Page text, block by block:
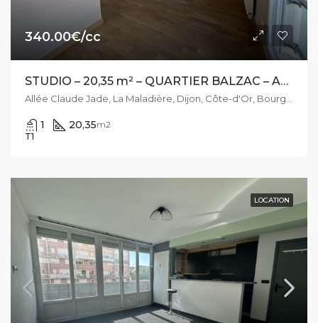
340.00€/cc
STUDIO – 20,35 m² – QUARTIER BALZAC – ALLÉE CLAUDE JADE
1 20,35m2
T1
LOCATION